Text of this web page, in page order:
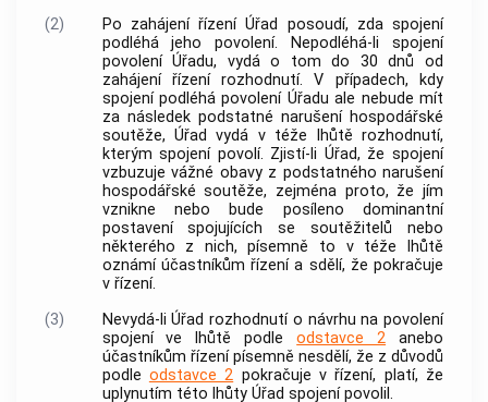
(2)
Po zahájení řízení Úřad posoudí, zda spojení
podléhá jeho povolení. Nepodléhá-li spojení
povolení Úřadu, vydá o tom do 30 dnů od
zahájení řízení rozhodnutí. V případech, kdy
spojení podléhá povolení Úřadu ale nebude mít
za následek podstatné narušení hospodářské
soutěže, Úřad vydá v téže lhůtě rozhodnutí,
kterým spojení povolí. Zjistí-li Úřad, že spojení
vzbuzuje vážné obavy z podstatného narušení
hospodářské soutěže, zejména proto, že jím
vznikne nebo bude posíleno dominantní
postavení spojujících sesoutěžitelů nebo
některého z nich, písemně to v téže lhůtě
oznámí účastníkům řízení a sdělí, že pokračuje
v řízení.
(3)
Nevydá-li Úřad rozhodnutí o návrhu na povolení
spojení ve lhůtě podleodstavce 2 anebo
účastníkům řízení písemně nesdělí, že z důvodů
podle odstavce 2 pokračuje v řízení, platí, že
uplynutím této lhůty Úřad spojení povolil.